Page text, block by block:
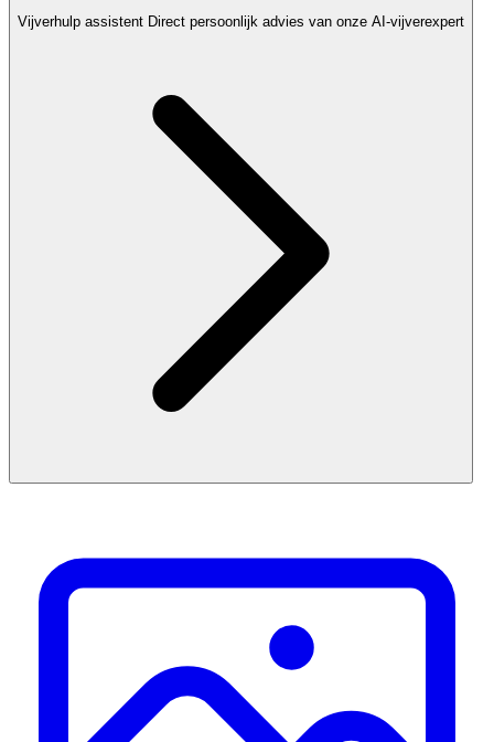
Vijverhulp assistent Direct persoonlijk advies van onze AI-vijverexpert